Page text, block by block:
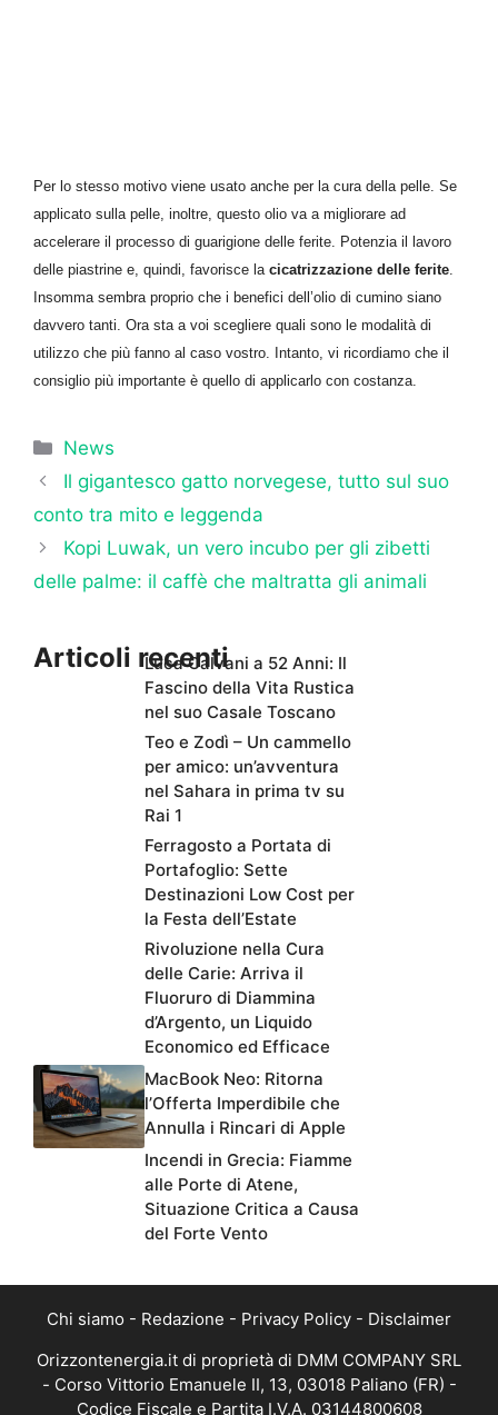
Per lo stesso motivo viene usato anche per la cura della pelle. Se
applicato sulla pelle, inoltre, questo olio va a migliorare ad
accelerare il processo di guarigione delle ferite. Potenzia il lavoro
delle piastrine e, quindi, favorisce lacicatrizzazione delle ferite.
Insomma sembra proprio che i benefici dell’olio di cumino siano
davvero tanti. Ora sta a voi scegliere quali sono le modalità di
utilizzo che più fanno al caso vostro. Intanto, vi ricordiamo che il
consiglio più importante è quello di applicarlo con costanza.
Categorie
News
Il gigantesco gatto norvegese, tutto sul suo
conto tra mito e leggenda
Kopi Luwak, un vero incubo per gli zibetti
delle palme: il caffè che maltratta gli animali
Articoli recentiLuca Calvani a 52 Anni: Il
Fascino della Vita Rustica
nel suo Casale Toscano
Teo e Zodì – Un cammello
per amico: un’avventura
nel Sahara in prima tv su
Rai 1
Ferragosto a Portata di
Portafoglio: Sette
Destinazioni Low Cost per
la Festa dell’Estate
Rivoluzione nella Cura
delle Carie: Arriva il
Fluoruro di Diammina
d’Argento, un Liquido
Economico ed Efficace
MacBook Neo: Ritorna
l’Offerta Imperdibile che
Annulla i Rincari di Apple
Incendi in Grecia: Fiamme
alle Porte di Atene,
Situazione Critica a Causa
del Forte Vento
Chi siamo - Redazione - Privacy Policy - Disclaimer
Orizzontenergia.it di proprietà di DMM COMPANY SRL
- Corso Vittorio Emanuele II, 13, 03018 Paliano (FR) -
Codice Fiscale e Partita I.V.A. 03144800608